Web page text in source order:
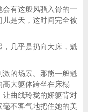
有这般风骚入骨的一
是天，这时间完全被
几乎是扔向大床，魁
的场景。那熊一般魁
大躯体跨坐在床榻
让曲线玲珑的娇躯背对
不客气地把住她的美